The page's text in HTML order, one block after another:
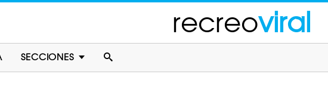
recreoviral
SECCIONES